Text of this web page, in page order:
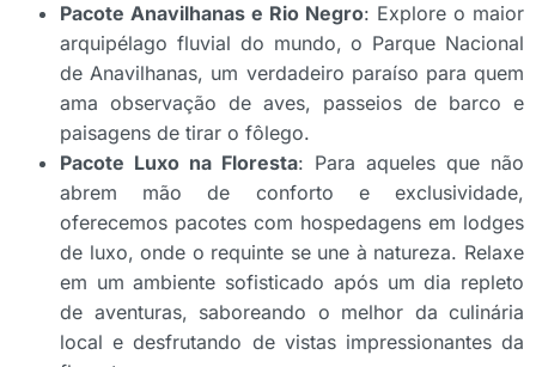
Pacote Anavilhanas e Rio Negro: Explore o maior
arquipélago fluvial do mundo, o Parque Nacional
de Anavilhanas, um verdadeiro paraíso para quem
ama observação de aves, passeios de barco e
paisagens de tirar o fôlego.
Pacote Luxo na Floresta: Para aqueles que não
abrem mão de conforto e exclusividade,
oferecemos pacotes com hospedagens em lodges
de luxo, onde o requinte se une à natureza. Relaxe
em um ambiente sofisticado após um dia repleto
de aventuras, saboreando o melhor da culinária
local e desfrutando de vistas impressionantes da